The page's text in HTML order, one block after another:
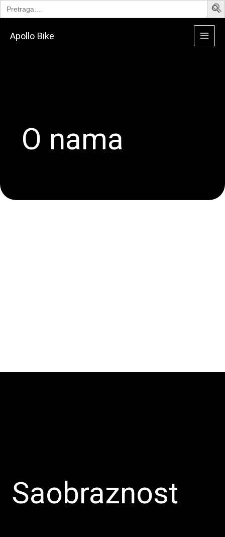
Search
for:
Skip
to
content
Apollo Bike
O nama
Saobraznost